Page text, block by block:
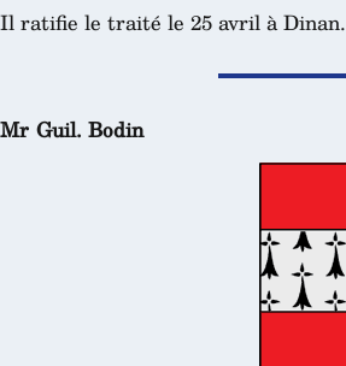
Il ratifie le traité le 25 avril à Dinan.
Mr Guil. Bodin